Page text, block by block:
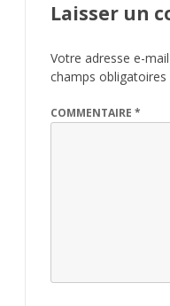
Laisser un
Votre adresse e-
champs
COMMENTAIRE *